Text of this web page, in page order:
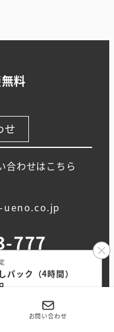
料
せ
合わせはこちら
ueno.co.jp
777
パック（4時間）
無料相談する
お問い合わせ